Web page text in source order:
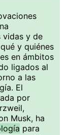
vidas y de
y quiénes
en ámbitos
ligados al
a las
El
por
Musk, ha
para